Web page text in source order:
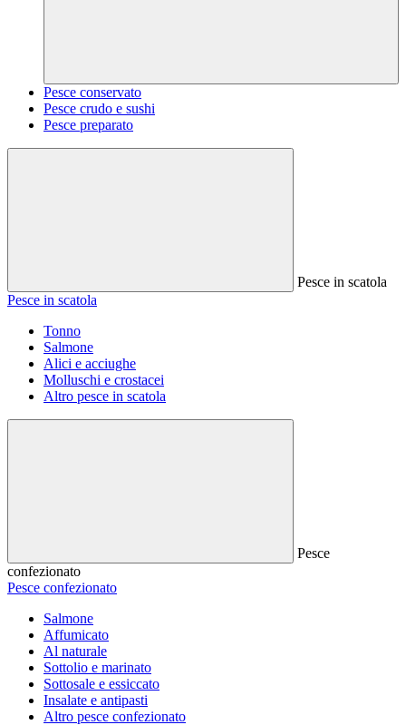
Pesce conservato
Pesce crudo e sushi
Pesce preparato
Pesce in scatola
Pesce in scatola
Tonno
Salmone
Alici e acciughe
Molluschi e crostacei
Altro pesce in scatola
Pesce
confezionato
Pesce confezionato
Salmone
Affumicato
Al naturale
Sottolio e marinato
Sottosale e essiccato
Insalate e antipasti
Altro pesce confezionato